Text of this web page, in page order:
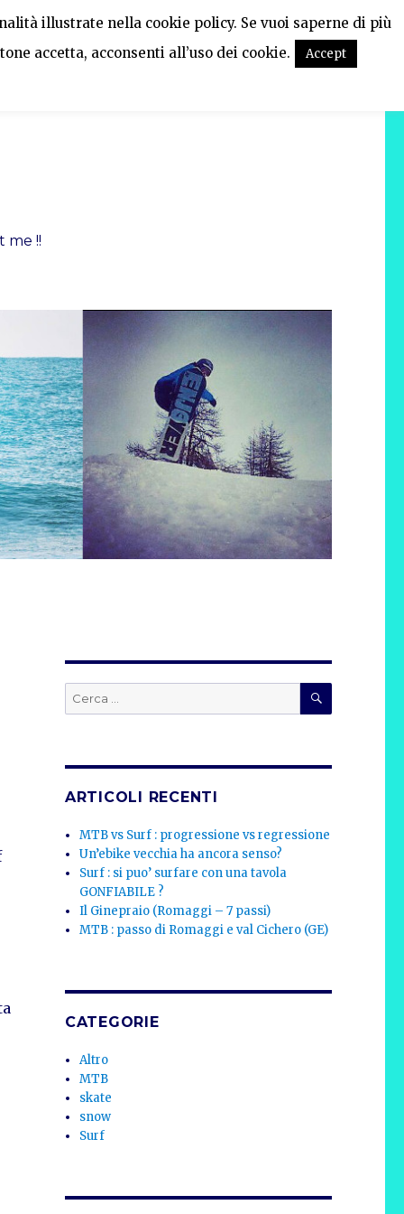
me !!
Cerca: CERCA
ARTICOLI RECENTI
MTB vs Surf : progressione vs regressione
Un’ebike vecchia ha ancora senso?
Surf : si puo’ surfare con una tavola
GONFIABILE ?
Il Ginepraio (Romaggi – 7 passi)
MTB : passo di Romaggi e val Cichero (GE)
CATEGORIE
Altro
MTB
skate
snow
Surf
illustrate nella cookie policy. Se vuoi saperne di più
accetta, acconsenti all’uso dei cookie.
Accept